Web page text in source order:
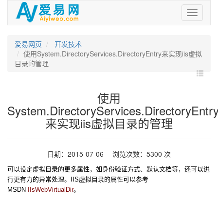
爱
易
爱易网页
开发技术
使用System.DirectoryServices.DirectoryEntry来实现iis虚拟
目录的管理
使用
来实现iis虚拟目录的管理
日期：2015-07-06 浏览次数：5300 次
可以设定虚拟目录的更多属性，如身份验证方式、默认文档等，还可以进
行更有力的异常处理。IIS虚拟目录的属性可以参考
MSDN
IIsWebVirtualDir。